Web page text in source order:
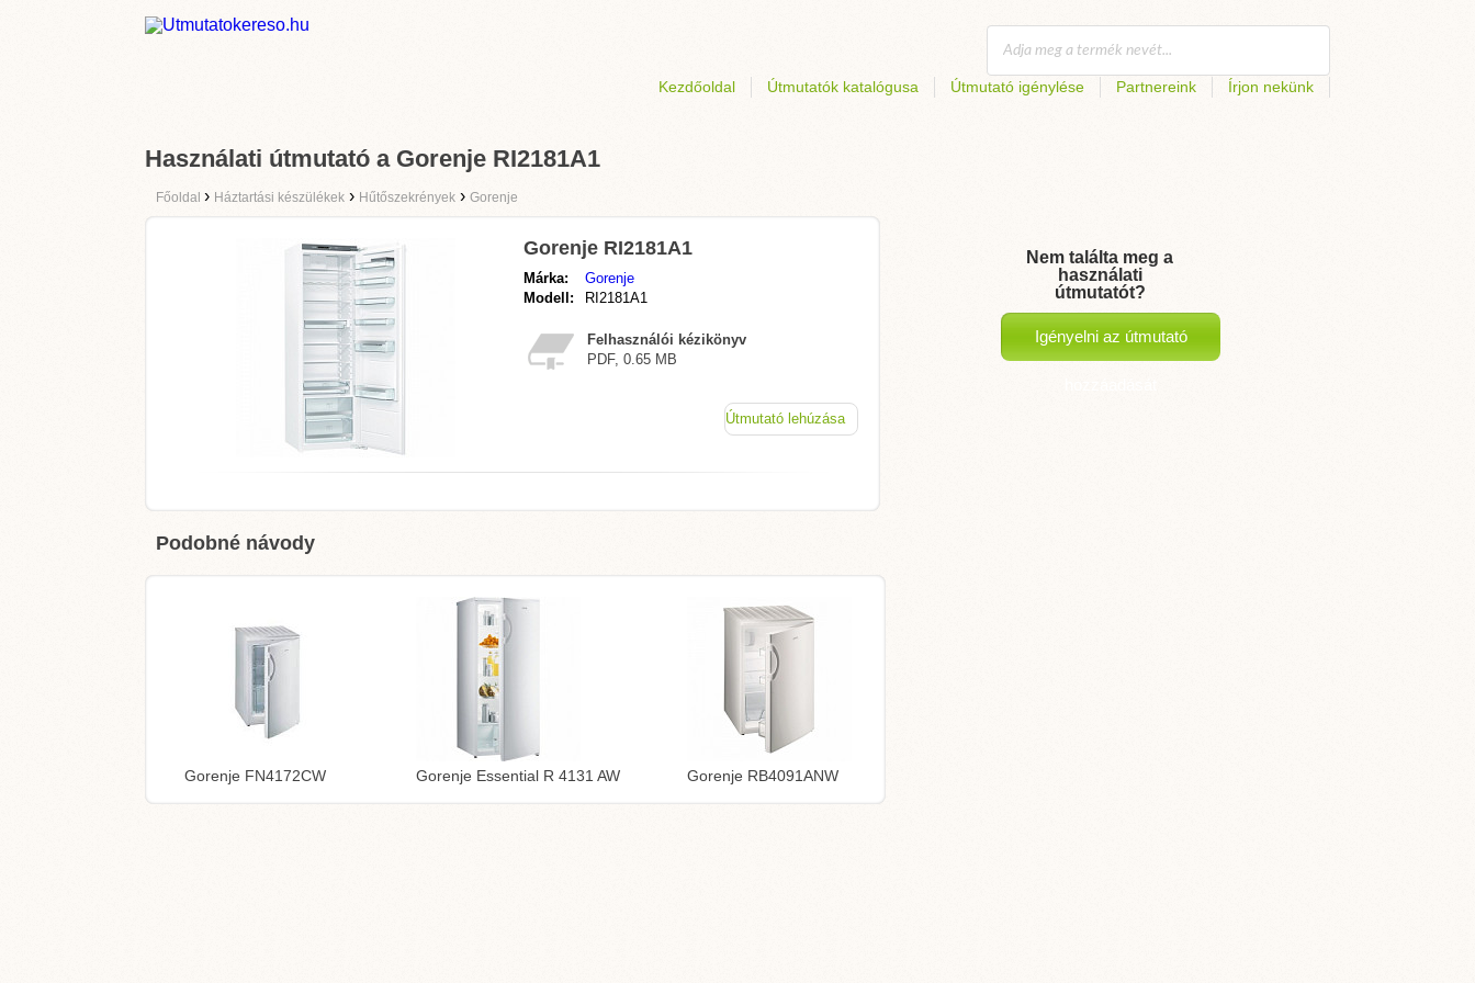
Kezdőoldal Útmutatók katalógusa Útmutató igénylése Partnereink Írjon nekünk
Használati útmutató a Gorenje RI2181A1
Főoldal › Háztartási készülékek › Hűtőszekrények › Gorenje
Gorenje RI2181A1
Márka:
Gorenje
Modell:
RI2181A1
Felhasználói kézikönyv
PDF, 0.65 MB
Útmutató lehúzása
Podobné návody
Gorenje FN4172CW Gorenje Essential R 4131 AW Gorenje RB4091ANW
Nem találta meg a
használati
útmutatót?
Igényelni az útmutató